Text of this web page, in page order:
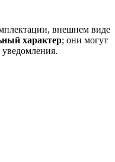
внешнем виде
характер; они могут